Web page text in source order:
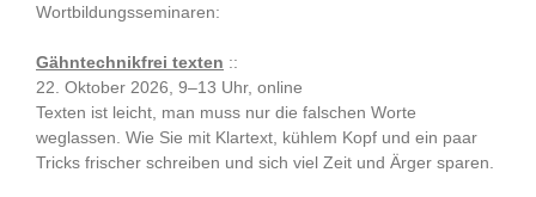
Wortbildungsseminaren:
Gähntechnikfrei texten ::
22. Oktober 2026, 9–13 Uhr, online
Texten ist leicht, man muss nur die falschen Worte
weglassen. Wie Sie mit Klartext, kühlem Kopf und ein paar
Tricks frischer schreiben und sich viel Zeit und Ärger sparen.